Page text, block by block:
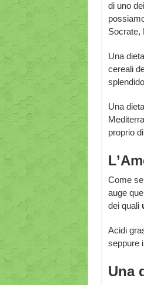
di uno
Socrate,
Una
cereali
Una
proprio
Come
auge
dei quali
Acidi
seppure
Una